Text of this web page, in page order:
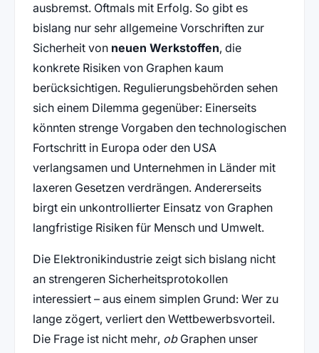
ausbremst. Oftmals mit Erfolg. So gibt es
bislang nur sehr allgemeine Vorschriften zur
Sicherheit von neuen Werkstoffen, die
konkrete Risiken von Graphen kaum
berücksichtigen. Regulierungsbehörden sehen
sich einem Dilemma gegenüber: Einerseits
könnten strenge Vorgaben den technologischen
Fortschritt in Europa oder den USA
verlangsamen und Unternehmen in Länder mit
laxeren Gesetzen verdrängen. Andererseits
birgt ein unkontrollierter Einsatz von Graphen
langfristige Risiken für Mensch und Umwelt.
Die Elektronikindustrie zeigt sich bislang nicht
an strengeren Sicherheitsprotokollen
interessiert – aus einem simplen Grund: Wer zu
lange zögert, verliert den Wettbewerbsvorteil.
Die Frage ist nicht mehr, obGraphen unser